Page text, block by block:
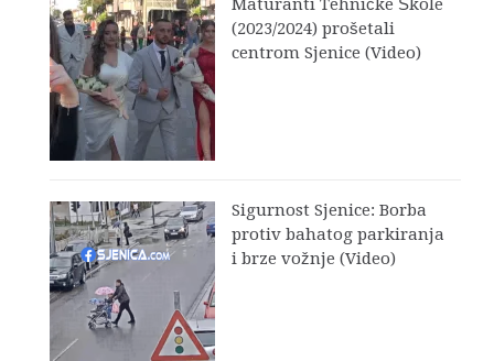
Maturanti Tehničke Škole
(2023/2024) prošetali
centrom Sjenice (Video)
Sigurnost Sjenice: Borba
protiv bahatog parkiranja
i brze vožnje (Video)